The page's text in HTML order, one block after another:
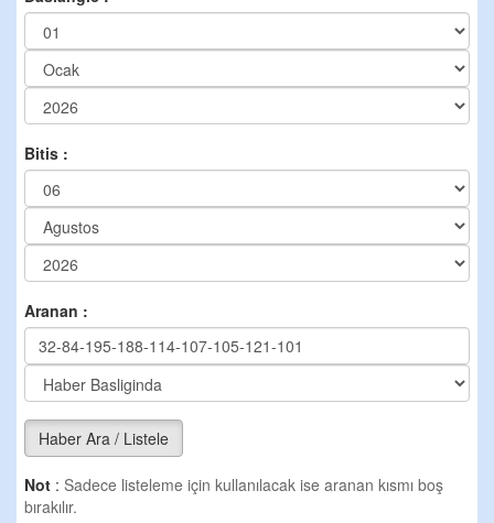
Bitis :
Aranan :
Haber Ara / Listele
Not : Sadece listeleme için kullanılacak ise aranan kısmı boş
bırakılır.